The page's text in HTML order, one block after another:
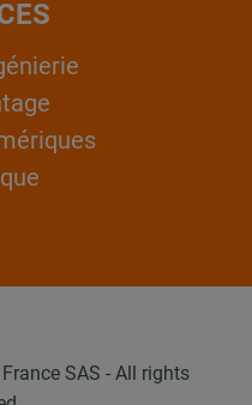
SAS - All rights